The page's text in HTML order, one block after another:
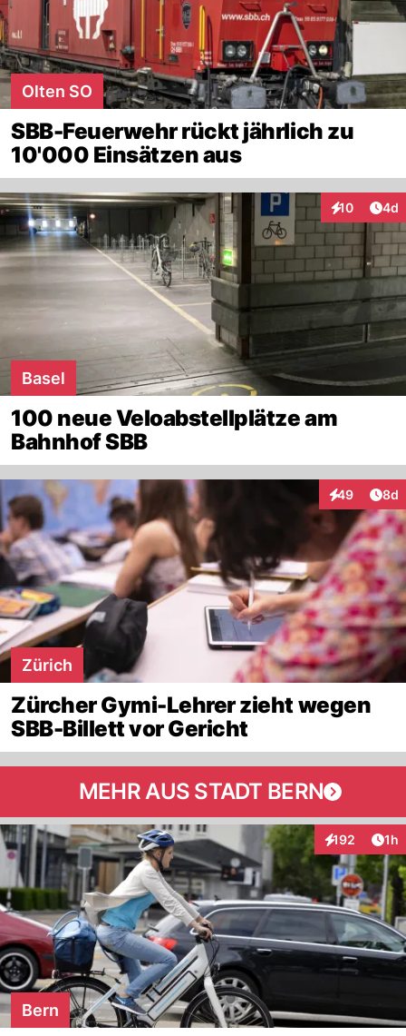
Olten SO
SBB-Feuerwehr rückt jährlich zu
10'000 Einsätzen aus
10
Interaktionen
4d
Basel
100 neue Veloabstellplätze am
Bahnhof SBB
49
Interaktionen
8d
Zürich
Zürcher Gymi-Lehrer zieht wegen
SBB-Billett vor Gericht
MEHR AUS STADT BERN
192
Interaktionen
1h
Bern